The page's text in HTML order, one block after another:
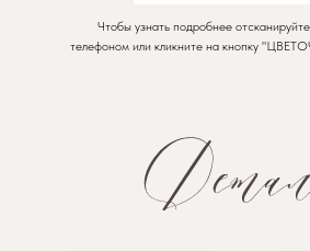
Чтобы узнать подробнее
телефоном или кликните на кнопку